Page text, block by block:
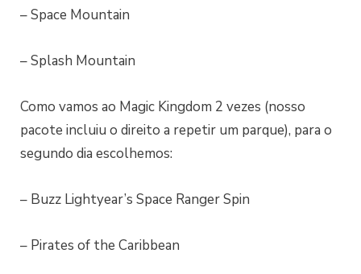
– Space Mountain
– Splash Mountain
Como vamos ao Magic Kingdom 2 vezes (nosso
pacote incluiu o direito a repetir um parque), para o
segundo dia escolhemos:
– Buzz Lightyear’s Space Ranger Spin
– Pirates of the Caribbean